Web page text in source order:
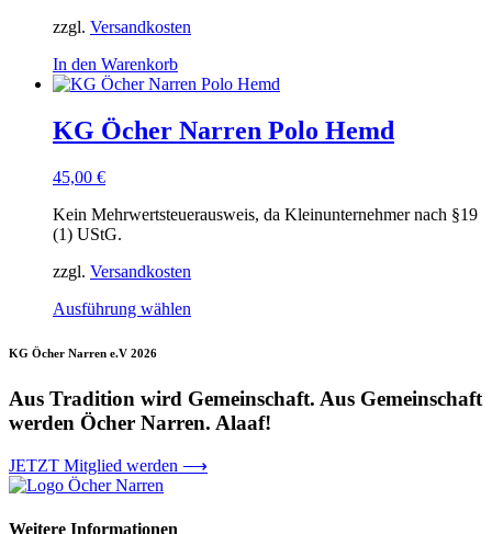
zzgl. Versandkosten
In den Warenkorb
KG Öcher Narren Polo Hemd
45,00 €
Kein Mehrwertsteuerausweis, da Kleinunternehmer nach §19
(1) UStG.
zzgl. Versandkosten
Ausführung wählen
Varianten
auf.
Die
können
KG Öcher Narren e.V 2026
Aus Tradition wird Gemeinschaft. Aus Gemeinschaft
werden Öcher Narren. Alaaf!
JETZT Mitglied werden ⟶
Weitere Informationen